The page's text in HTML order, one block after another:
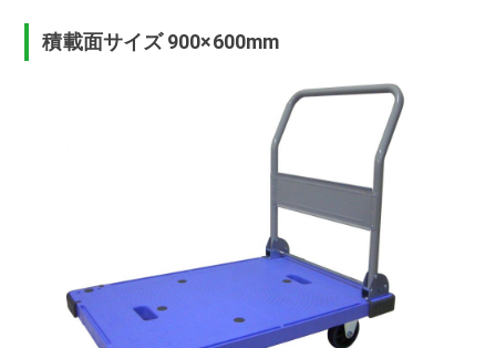
積載面サイズ 900×600mm